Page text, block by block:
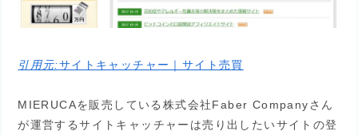
引用元:サイトキャッチャー｜サイト売買
MIERUCAを販売している株式会社Faber Companyさん
が運営するサイトキャッチャーは売り出したいサイトの登